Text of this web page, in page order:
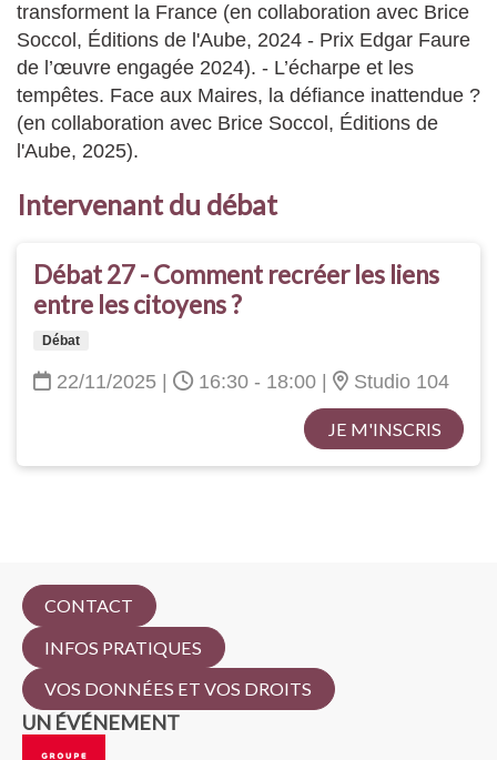
transforment la France (en collaboration avec Brice
Soccol, Éditions de l'Aube, 2024 - Prix Edgar Faure
de l’œuvre engagée 2024). - L’écharpe et les
tempêtes. Face aux Maires, la défiance inattendue ?
(en collaboration avec Brice Soccol, Éditions de
l'Aube, 2025).
Intervenant du débat
Débat 27 - Comment recréer les liens
entre les citoyens ?
Débat
22/11/2025 16:30 - 18:00 Studio 104
JE M'INSCRIS
CONTACT
INFOS PRATIQUES
VOS DONNÉES ET VOS DROITS
UN ÉVÉNEMENT